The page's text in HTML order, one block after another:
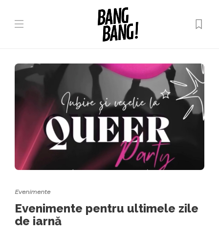
Evenimente
Evenimente pentru ultimele zile
de iarnă